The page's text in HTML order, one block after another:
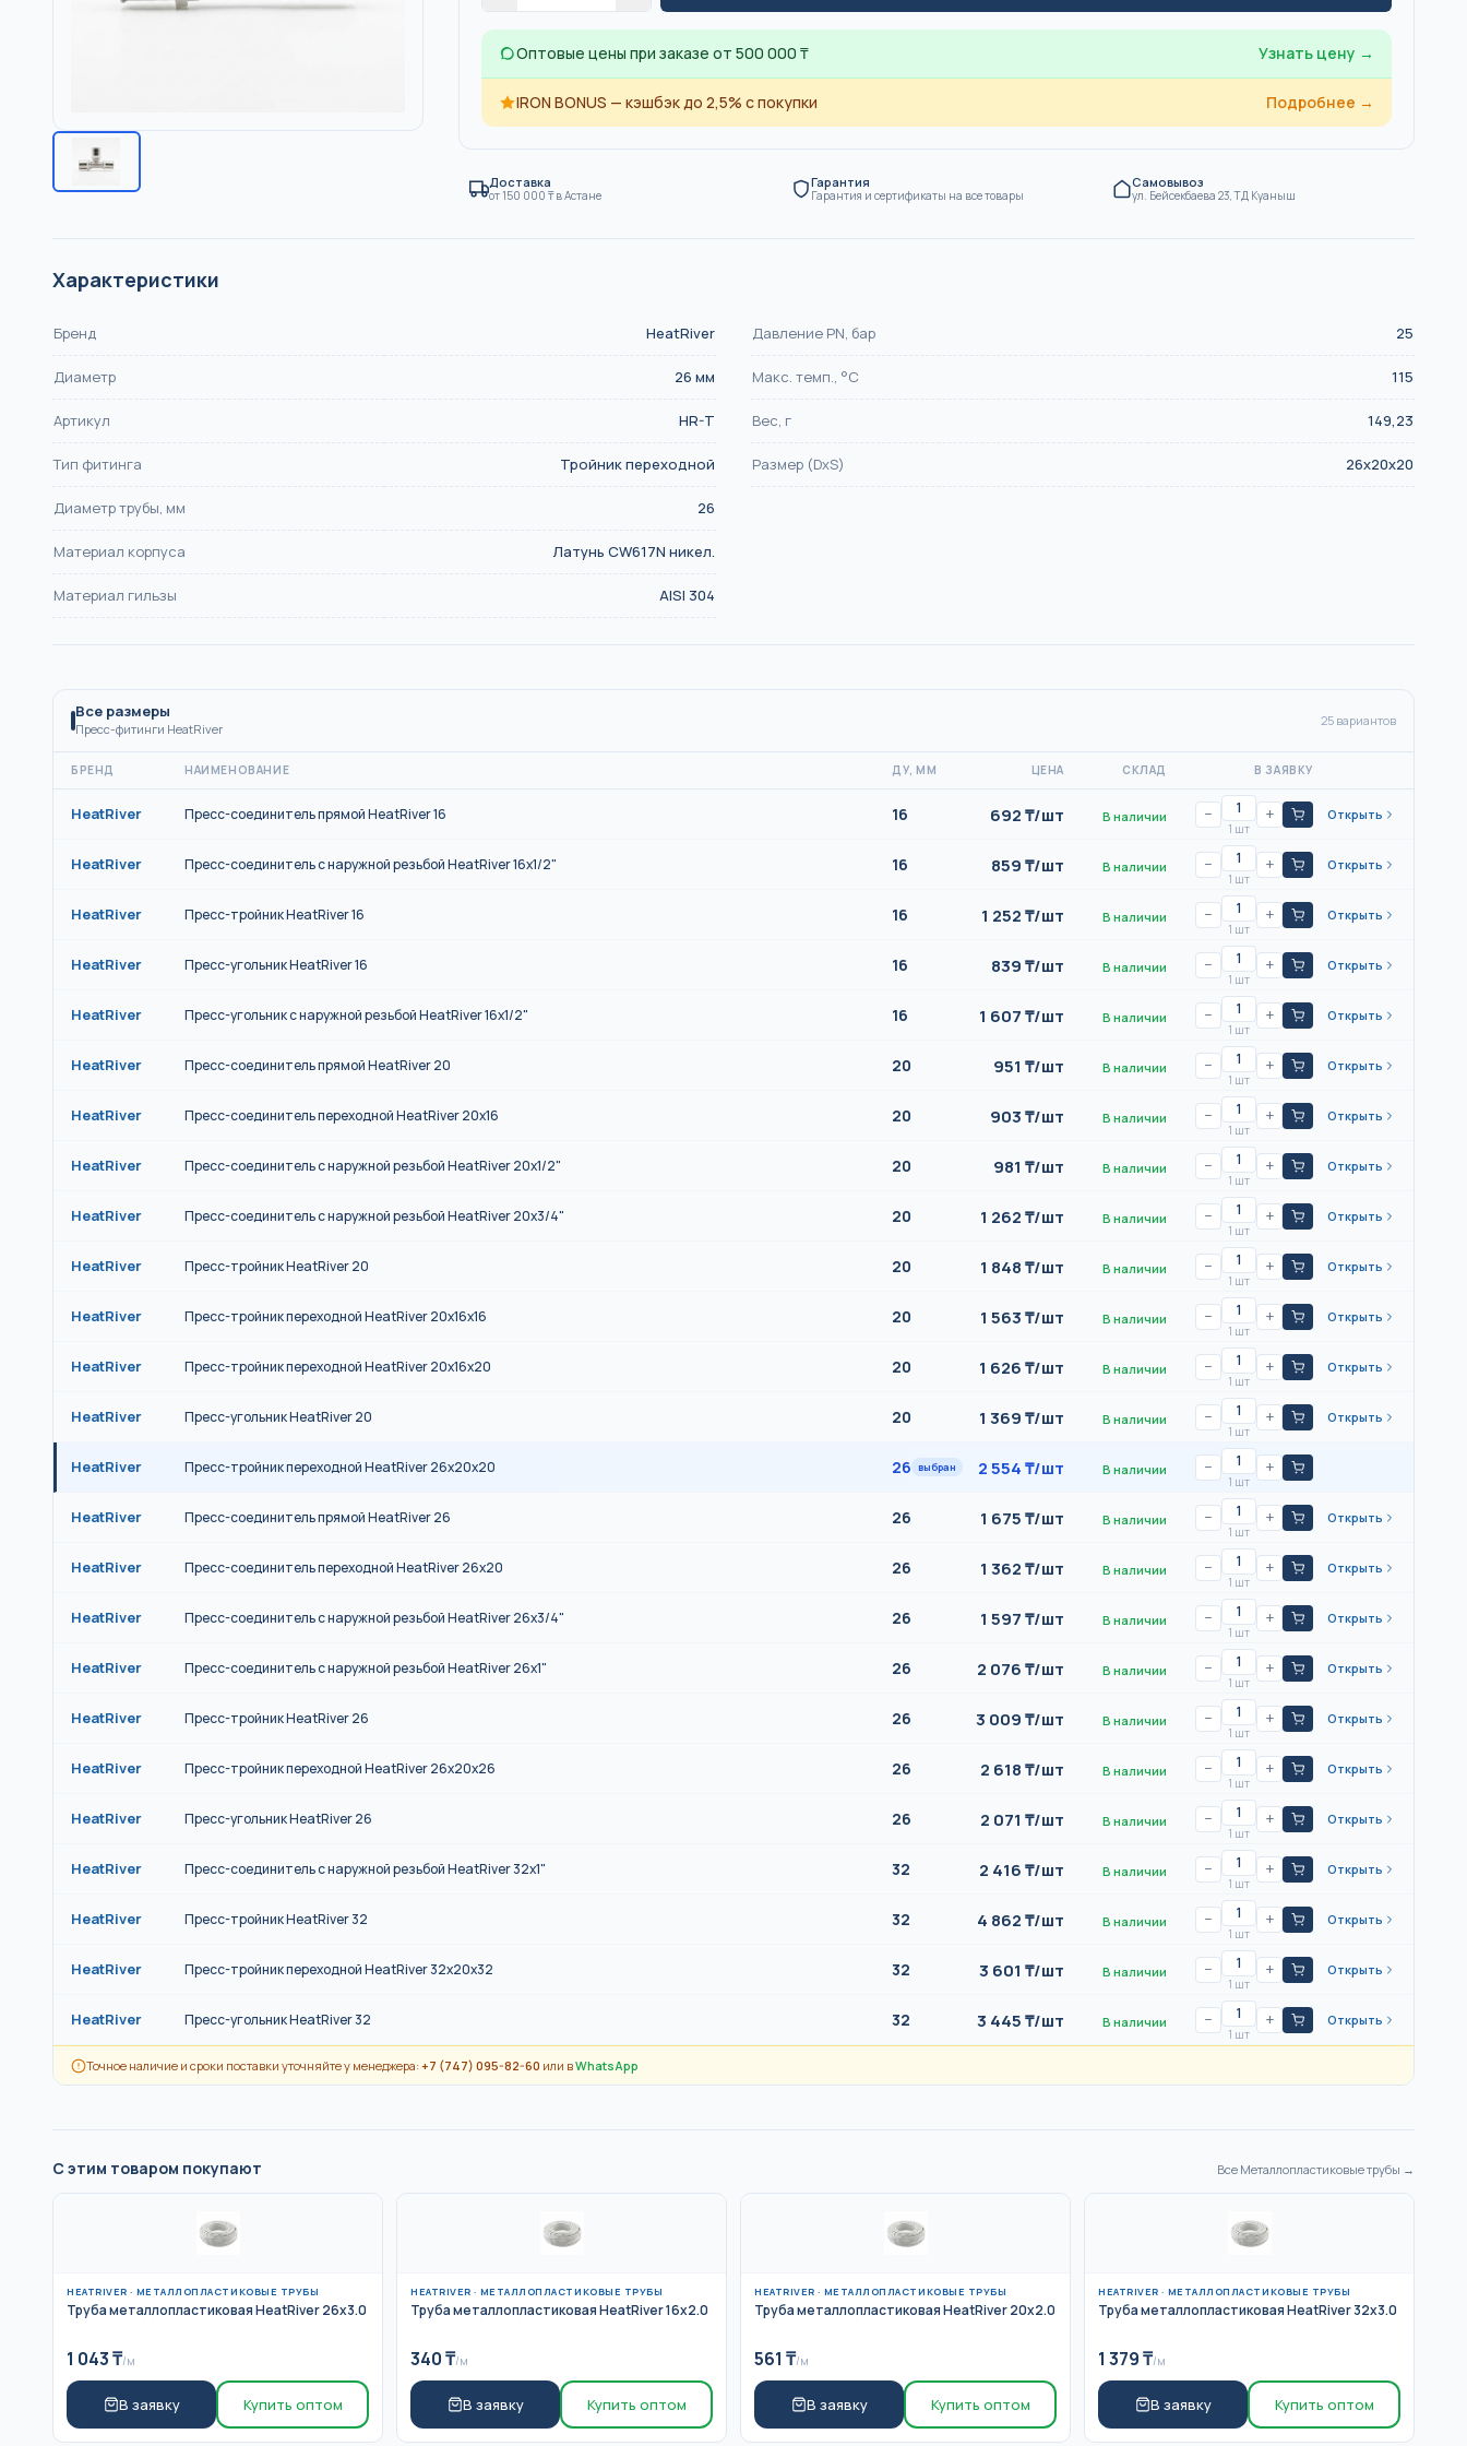
Насосы НПВХ, DN 110–500, SN4/SN8
Канализация
Оптовые цены при заказе от 500 000 ₸ Узнать цену →
IRON BONUS — кэшбэк до 2,5% с покупки Подробнее →
Доставка
от150 000 ₸в Астане
Гарантия
Гарантия и сертификаты на все товары
Самовывоз
ул. Бейсекбаева 23, ТД Куаныш
Характеристики
Бренд HeatRiver
Диаметр 26 мм
Артикул HR-T
Тип фитинга Тройник переходной
Диаметр трубы, мм 26
Материал корпуса Латунь CW617N никел.
Материал гильзы AISI 304
Давление PN, бар 25
Макс. темп., °С 115
Вес, г 149,23
Размер (DxS) 26x20x20
Все размеры
Пресс-фитинги HeatRiver
25 вариантов
БРЕНД НАИМЕНОВАНИЕ ДУ, ММ ЦЕНА СКЛАД В ЗАЯВКУ
HeatRiver Пресс-соединитель прямой HeatRiver 16 16 692₸/шт В наличии −
1 шт
+ Открыть
HeatRiver Пресс-соединитель с наружной резьбой HeatRiver 16x1/2" 16 859₸/шт В наличии −
1 шт
+ Открыть
HeatRiver Пресс-тройник HeatRiver 16 16 1 252₸/шт В наличии −
1 шт
+ Открыть
HeatRiver Пресс-угольник HeatRiver 16 16 839₸/шт В наличии −
1 шт
+ Открыть
HeatRiver Пресс-угольник с наружной резьбой HeatRiver 16x1/2" 16 1 607₸/шт В наличии −
1 шт
+ Открыть
HeatRiver Пресс-соединитель прямой HeatRiver 20 20 951 ₸/шт В наличии −
1 шт
+ Открыть
HeatRiver Пресс-соединитель переходной HeatRiver 20x16 20 903₸/шт В наличии −
1 шт
+ Открыть
HeatRiver Пресс-соединитель с наружной резьбой HeatRiver 20x1/2" 20 981 ₸/шт В наличии −
1 шт
+ Открыть
HeatRiver Пресс-соединитель с наружной резьбой HeatRiver 20x3/4" 20 1 262₸/шт В наличии −
1 шт
+ Открыть
HeatRiver Пресс-тройник HeatRiver 20 20 1 848₸/шт В наличии −
1 шт
+ Открыть
HeatRiver Пресс-тройник переходной HeatRiver 20x16x16 20 1 563₸/шт В наличии −
1 шт
+ Открыть
HeatRiver Пресс-тройник переходной HeatRiver 20x16x20 20 1 626₸/шт В наличии −
1 шт
+ Открыть
HeatRiver Пресс-угольник HeatRiver 20 20 1 369₸/шт В наличии −
1 шт
+ Открыть
HeatRiver Пресс-тройник переходной HeatRiver 26x20x20 26 выбран 2 554₸/шт В наличии −
1 шт
+
HeatRiver Пресс-соединитель прямой HeatRiver 26 26 1 675₸/шт В наличии −
1 шт
+ Открыть
HeatRiver Пресс-соединитель переходной HeatRiver 26x20 26 1 362₸/шт В наличии −
1 шт
+ Открыть
HeatRiver Пресс-соединитель с наружной резьбой HeatRiver 26x3/4" 26 1 597₸/шт В наличии −
1 шт
+ Открыть
HeatRiver Пресс-соединитель с наружной резьбой HeatRiver 26x1" 26 2 076₸/шт В наличии −
1 шт
+ Открыть
HeatRiver Пресс-тройник HeatRiver 26 26 3 009₸/шт В наличии −
1 шт
+ Открыть
HeatRiver Пресс-тройник переходной HeatRiver 26x20x26 26 2 618₸/шт В наличии −
1 шт
+ Открыть
HeatRiver Пресс-угольник HeatRiver 26 26 2 071 ₸/шт В наличии −
1 шт
+ Открыть
HeatRiver Пресс-соединитель с наружной резьбой HeatRiver 32x1" 32 2 416₸/шт В наличии −
1 шт
+ Открыть
HeatRiver Пресс-тройник HeatRiver 32 32 4 862₸/шт В наличии −
1 шт
+ Открыть
HeatRiver Пресс-тройник переходной HeatRiver 32x20x32 32 3 601 ₸/шт В наличии −
1 шт
+ Открыть
HeatRiver Пресс-угольник HeatRiver 32 32 3 445₸/шт В наличии −
1 шт
+ Открыть
Точное наличие и сроки поставки уточняйте у менеджера:+7 (747) 095-82-60 или вWhatsApp
С этим товаром покупают Все Металлопластиковые трубы →
HEATRIVER · МЕТАЛЛОПЛАСТИКОВЫЕ ТРУБЫ
Труба металлопластиковая HeatRiver 26x3.0
1 043₸/м
В заявку Купить оптом
HEATRIVER · МЕТАЛЛОПЛАСТИКОВЫЕ ТРУБЫ
Труба металлопластиковая HeatRiver 16x2.0
340₸/м
В заявку Купить оптом
HEATRIVER · МЕТАЛЛОПЛАСТИКОВЫЕ ТРУБЫ
Труба металлопластиковая HeatRiver 20x2.0
561 ₸/м
В заявку Купить оптом
HEATRIVER · МЕТАЛЛОПЛАСТИКОВЫЕ ТРУБЫ
Труба металлопластиковая HeatRiver 32x3.0
1 379₸/м
В заявку Купить оптом